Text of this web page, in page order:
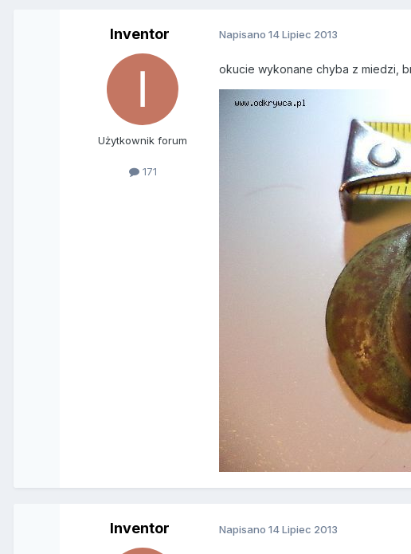
Inventor
Użytkownik forum
171
Napisano14 Lipiec 2013
okucie wykonane chyba z miedzi,
Inventor Napisano14 Lipiec 2013